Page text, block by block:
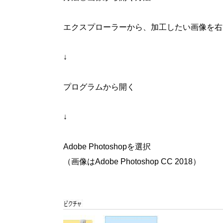
エクスプローラーから、加工したい画像を
↓
プログラムから開く
↓
Adobe Photoshopを選択
（画像はAdobe Photoshop CC 2018）